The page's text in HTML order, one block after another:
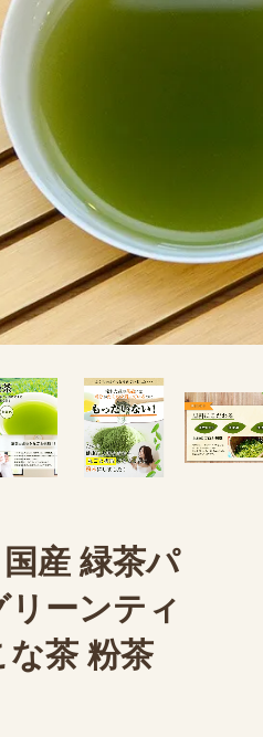
産 緑茶パ
ーンティ
な茶 粉茶